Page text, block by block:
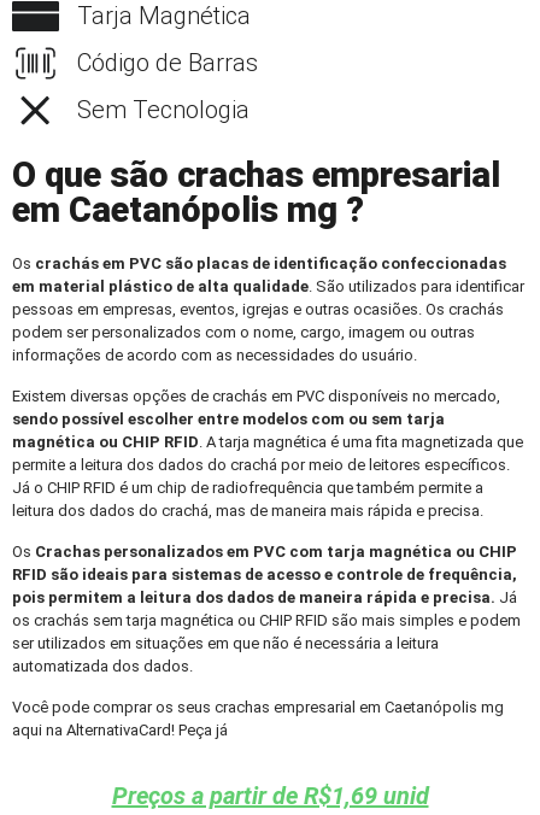
Tarja Magnética
Código de Barras
Sem Tecnologia
O que são crachas empresarial
em Caetanópolis mg ?
Os crachás em PVC são placas de identificação confeccionadas
em material plástico de alta qualidade. São utilizados para identificar
pessoas em empresas, eventos, igrejas e outras ocasiões. Os crachás
podem ser personalizados com o nome, cargo, imagem ou outras
informações de acordo com as necessidades do usuário.
Existem diversas opções de crachás em PVC disponíveis no mercado,
sendo possível escolher entre modelos com ou sem tarja
magnética ou CHIP RFID. A tarja magnética é uma fita magnetizada que
permite a leitura dos dados do crachá por meio de leitores específicos.
Já o CHIP RFID é um chip de radiofrequência que também permite a
leitura dos dados do crachá, mas de maneira mais rápida e precisa.
Os Crachas personalizados em PVC com tarja magnética ou CHIP
RFID são ideais para sistemas de acesso e controle de frequência,
pois permitem a leitura dos dados de maneira rápida e precisa. Já
os crachás sem tarja magnética ou CHIP RFID são mais simples e podem
ser utilizados em situações em que não é necessária a leitura
automatizada dos dados.
Você pode comprar os seus crachas empresarial em Caetanópolis mg
aqui na AlternativaCard! Peça já
Preços a partir de R$1,69 unid